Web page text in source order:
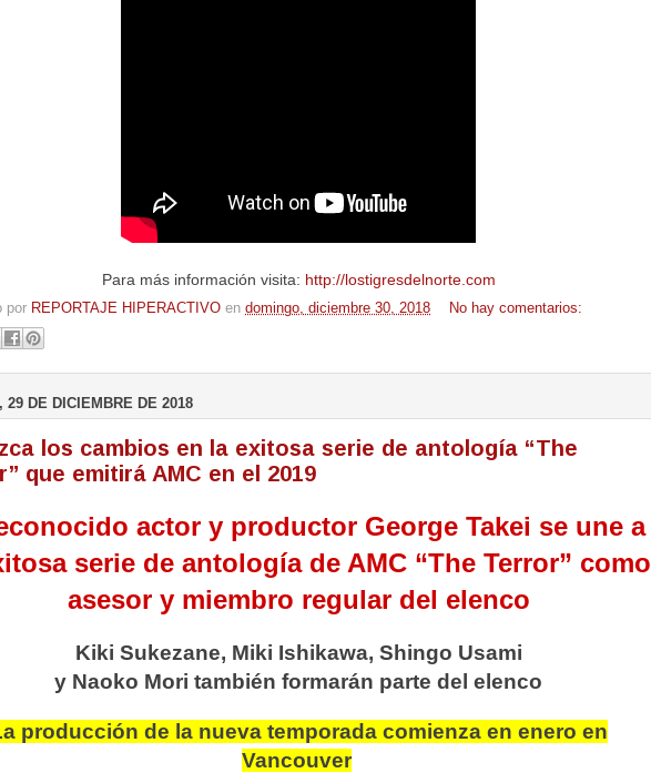
Para más información visita: http://lostigresdelnorte.com
por REPORTAJE HIPERACTIVO en domingo, diciembre 30, 2018 No hay comentarios:
29 DE DICIEMBRE DE 2018
los cambios en la exitosa serie de antología “The
que emitirá AMC en el 2019
actor y productor George Takei se une a
serie de antología de AMC “The Terror” como
asesor y miembro regular del elenco
Kiki Sukezane, Miki Ishikawa, Shingo Usami
y Naoko Mori también formarán parte del elenco
producción de la nueva temporada comienza en enero en
Vancouver